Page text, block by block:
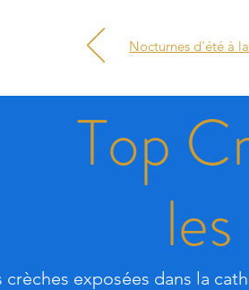
Nocturnes d'été à
Top
crèches exposées dans la